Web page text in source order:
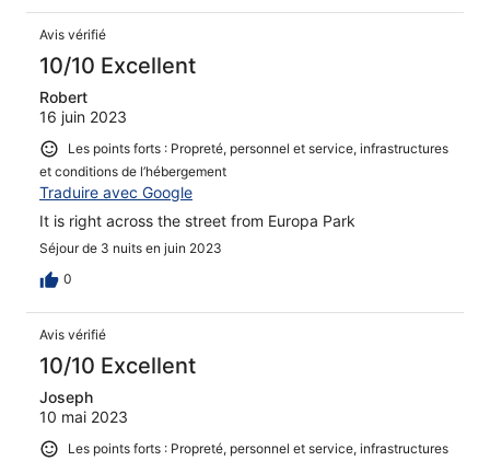
Avis vérifié
10/10 Excellent
Robert
16 juin 2023
Les points forts : Propreté, personnel et service, infrastructures
et conditions de l’hébergement
Traduire avec Google
It is right across the street from Europa Park
Séjour de 3 nuits en juin 2023
0
Avis vérifié
10/10 Excellent
Joseph
10 mai 2023
Les points forts : Propreté, personnel et service, infrastructures